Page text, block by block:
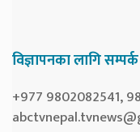
विज्ञापनका लागि सम्पर्क
+977 9802082541,